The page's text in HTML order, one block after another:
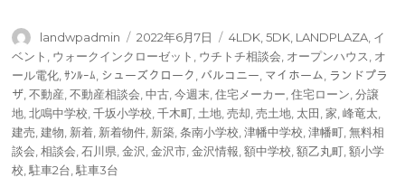
投
稿
者
landwpadmin
投
稿
日:
2022年6月7日
タ
グ
4LDK,5DK, LANDPLAZA, イ
ベント , ウォークインクローゼット , ウチトチ相談会, オープンハウス, オ
ール電化,ｻﾝﾙｰﾑ, シューズクローク, バルコニー, マイホーム, ランドプラ
ザ,不動産,不動産相談会,中古,今週末,住宅メーカー,住宅ローン,分譲
地,北鳴中学校,千坂小学校,千木町,土地,売却,売土地, 太田,家,峰竜太,
建売,建物, 新着, 新着物件, 新築,条南小学校,津幡中学校,津幡町,無料相
談会,相談会,石川県,金沢,金沢市,金沢情報,額中学校,額乙丸町,額小学
校,駐車2台,駐車3台